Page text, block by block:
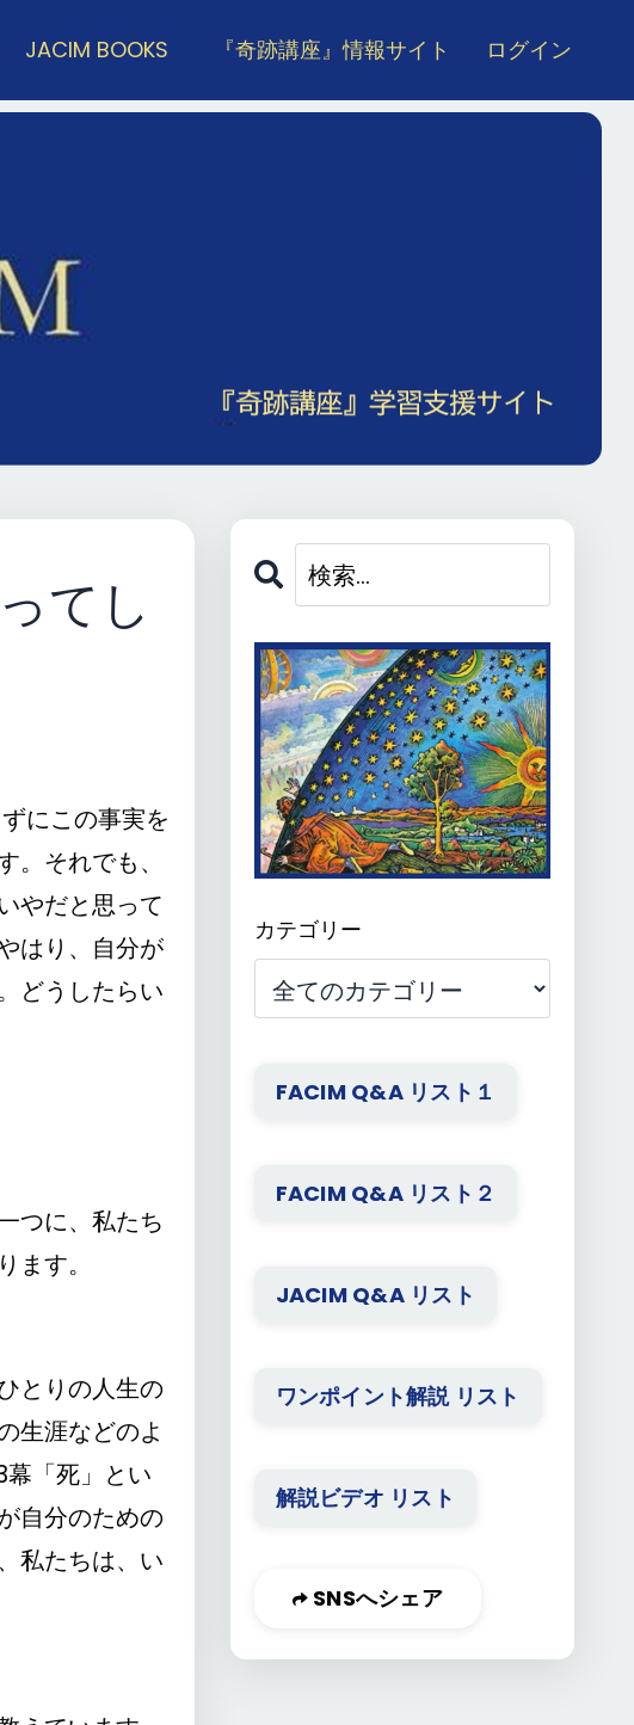
JACIM BOOKS 『奇跡講座』情報サイト ログイン
てし
にこの事実を
それでも、
やだと思って
はり、自分が
どうしたらい
つに、私たち
す。
とりの人生の
生涯などのよ
「死」とい
自分のための
私たちは、い
カテゴリー
FACIM Q&A リスト１
FACIM Q&A リスト２
JACIM Q&A リスト
ワンポイント解説 リスト
解説ビデオ リスト
SNSへシェア